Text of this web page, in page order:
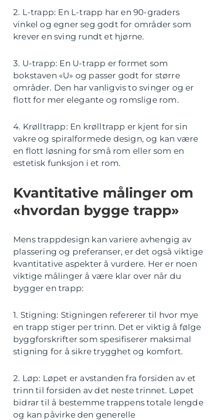
2. L-trapp: En L-trapp har en 90-graders
vinkel og egner seg godt for områder som
krever en sving rundt et hjørne.
3. U-trapp: En U-trapp er formet som
bokstaven «U» og passer godt for større
områder. Den har vanligvis to svinger og er
flott for mer elegante og romslige rom.
4. Krølltrapp: En krølltrapp er kjent for sin
vakre og spiralformede design, og kan være
en flott løsning for små rom eller som en
estetisk funksjon i et rom.
Kvantitative målinger om
«hvordan bygge trapp»
Mens trappdesign kan variere avhengig av
plassering og preferanser, er det også viktige
kvantitative aspekter å vurdere. Her er noen
viktige målinger å være klar over når du
bygger en trapp:
1. Stigning: Stigningen refererer til hvor mye
en trapp stiger per trinn. Det er viktig å følge
byggforskrifter som spesifiserer maksimal
stigning for å sikre trygghet og komfort.
2. Løp: Løpet er avstanden fra forsiden av et
trinn til forsiden av det neste trinnet. Løpet
bidrar til å bestemme trappens totale lengde
og kan påvirke den generelle